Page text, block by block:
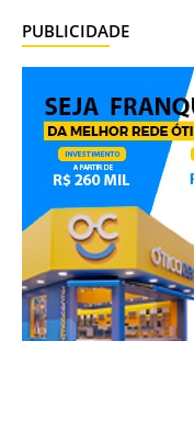
PUBLICIDADE